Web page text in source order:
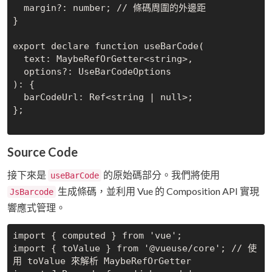
}
export declare function useBarCode(
): {
};
Source Code
接下來是 useBarCode 的原始碼部分。我們將使用
JsBarcode 生成條碼，並利用 Vue 的 Composition API 實現
響應式管理。
import { computed } from 'vue';
import { toValue } from '@vueuse/core'; // 使
用 toValue 來解析 MaybeRefOrGetter